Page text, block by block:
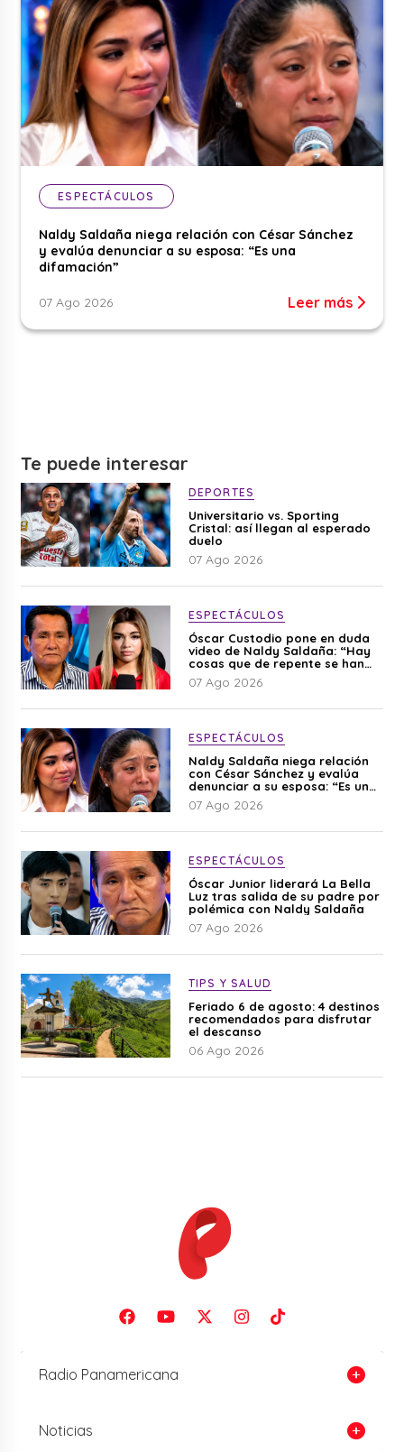
ESPECTÁCULOS
Naldy Saldaña niega relación con César Sánchez
y evalúa denunciar a su esposa: “Es una
difamación”
07 Ago 2026 Leer más
Te puede interesar
DEPORTES
Universitario vs. Sporting
Cristal: así llegan al esperado
duelo
07 Ago 2026
ESPECTÁCULOS
Óscar Custodio pone en duda
video de Naldy Saldaña: “Hay
cosas que de repente se han
editado”
07 Ago 2026
ESPECTÁCULOS
Naldy Saldaña niega relación
con César Sánchez y evalúa
denunciar a su esposa: “Es una
difamación”
07 Ago 2026
ESPECTÁCULOS
Óscar Junior liderará La Bella
Luz tras salida de su padre por
polémica con Naldy Saldaña
07 Ago 2026
TIPS Y SALUD
Feriado 6 de agosto: 4 destinos
recomendados para disfrutar
el descanso
06 Ago 2026
Radio Panamericana
Noticias